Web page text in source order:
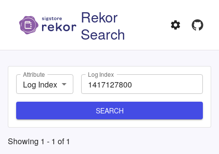
Rekor
Search
Attribute
Log Index
Log Index
SEARCH
Showing 1 - 1 of1